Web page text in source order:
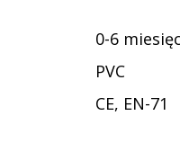
0-6
PVC
CE, EN-71